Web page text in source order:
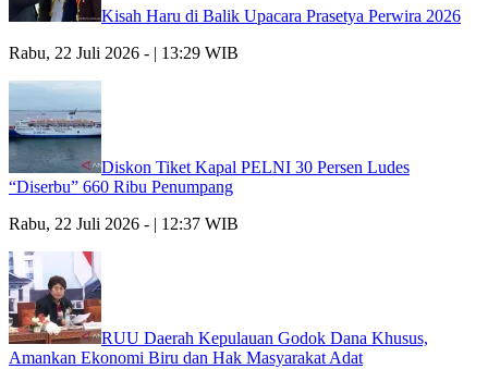
Kisah Haru di Balik Upacara Prasetya Perwira 2026
Rabu, 22 Juli 2026 - | 13:29 WIB
Diskon Tiket Kapal PELNI 30 Persen Ludes
“Diserbu” 660 Ribu Penumpang
Rabu, 22 Juli 2026 - | 12:37 WIB
RUU Daerah Kepulauan Godok Dana Khusus,
Amankan Ekonomi Biru dan Hak Masyarakat Adat